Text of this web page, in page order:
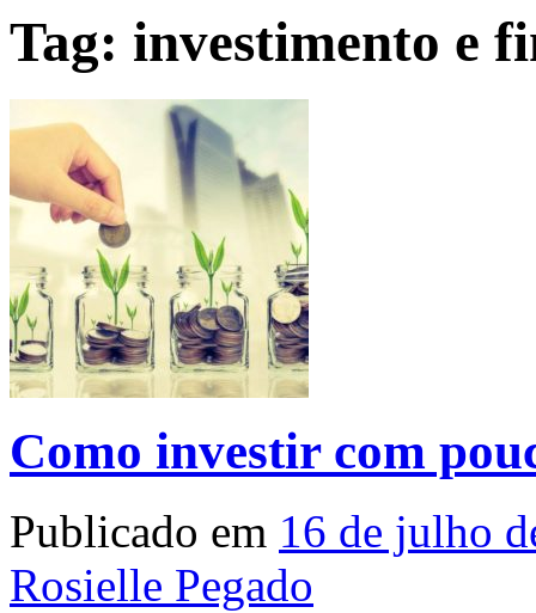
Tag: investimento e
Como investir com
Publicado em 16 de julho
Rosielle Pegado